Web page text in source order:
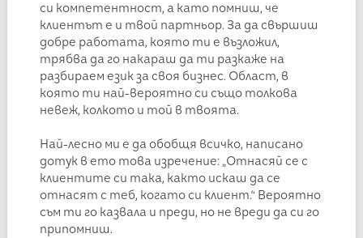
си компетентност, а като помниш, че
клиентът е и твой партньор. За да свършиш
добре работата, която ти е възложил,
трябва да го накараш да ти разкаже на
разбираем език за своя бизнес. Област, в
която ти най-вероятно си също толкова
невеж, колкото и той в твоята.
Най-лесно ми е да обобщя всичко, написано
дотук в ето това изречение: „Отнасяй се с
клиентите си така, както искаш да се
отнасят с теб, когато си клиент.“ Вероятно
съм ти го казвала и преди, но не вреди да си го
припомниш.